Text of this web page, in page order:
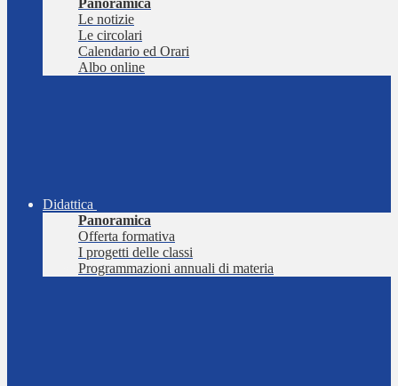
Panoramica
Le notizie
Le circolari
Calendario ed Orari
Albo online
Didattica
Panoramica
Offerta formativa
I progetti delle classi
Programmazioni annuali di materia